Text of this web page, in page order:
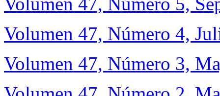
Volumen 47, Número 4,
Volumen 47, Número 3,